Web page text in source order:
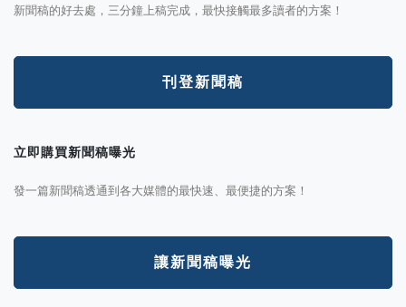
新聞稿的好去處，三分鐘上稿完成，最快接觸最多讀者的方案！
刊登新聞稿
立即購買新聞稿曝光
發一篇新聞稿透通到各大媒體的最快速、最便捷的方案！
讓新聞稿曝光